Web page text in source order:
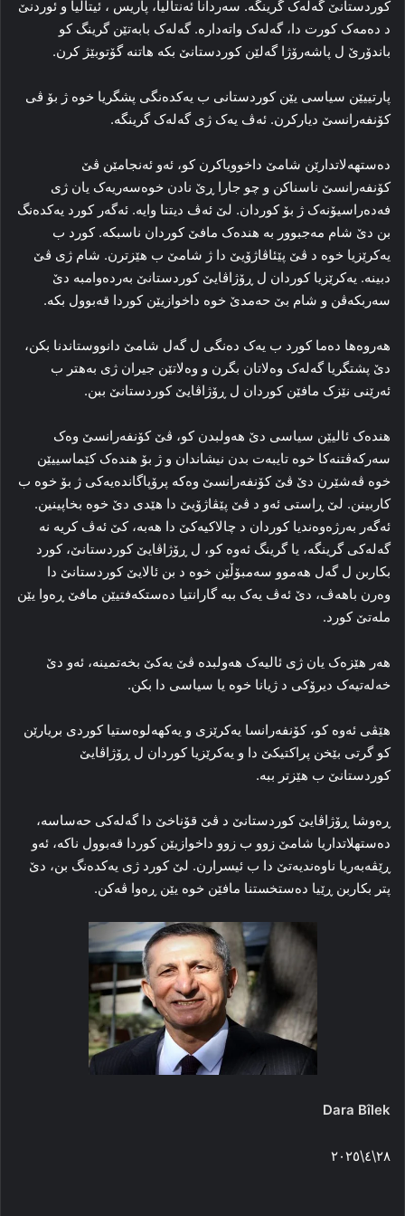
کوردستانێ گه‌له‌ک گرینگه‌. سه‌ردانا ئەنتالیا، پاریس ، ئیتالیا و ئوردنێ
د ده‌مه‌ک کورت دا، گه‌له‌ک واته‌داره‌. گه‌له‌ک بابه‌تێن گرینگ کو
باندۆرێ ل پاشه‌رۆژا گه‌لێن کوردستانێ بکه‌ هاتنه‌ گۆتوبێژ کرن.
پارتییێن سیاسی یێن کوردستانی ب یه‌کده‌نگی پشگریا خوه‌ ژ بۆ ڤی
کۆنفه‌رانسێ دیارکرن. ئه‌ڤ یه‌ک ژی گه‌له‌ک گرینگه‌.
دەستهەلاتدارێن شامێ داخوویاکرن کو، ئەو ئه‌نجامێن ڤێ
کۆنفه‌رانسێ ناسناکن و چو جارا ڕێ نادن خوه‌سه‌ریه‌ک یان ژی
فه‌ده‌راسیۆنه‌ک ژ بۆ کوردان. لێ ئه‌ڤ دیتنا وایه‌. ئه‌گه‌ر کورد یه‌کده‌نگ
بن دێ شام مه‌جبوور به هنده‌ک مافێ کوردان ناسبکه‌. کورد ب
یه‌کرێزیا خوه‌ د ڤێ پێئاڤاژۆیێ دا ژ شامێ ب هێزترن. شام ژی ڤێ
دبینه‌. یه‌کرێزیا کوردان ل ڕۆژاڤایێ کوردستانێ به‌رده‌وامبه‌ دێ
سه‌ربکه‌ڤن و شام بێ حه‌مدێ خوه‌ داخوازیێن کوردا قه‌بوول بکه‌.
هه‌روه‌ها ده‌ما کورد ب یه‌ک ده‌نگی ل گه‌ل شامێ دانووستاندنا بکن،
دێ پشتگریا گه‌له‌ک وه‌لاتان بگرن و وه‌لاتێن جیران ژی به‌هتر ب
ئه‌رێنی نێزک مافێن کوردان ل ڕۆژاڤایێ کوردستانێ ببن.
هنده‌ک ئالیێن سیاسی دێ هه‌ولبدن کو، ڤێ کۆنفه‌رانسێ وه‌ک
سه‌رکه‌ڤتنه‌کا خوه‌ تایبه‌ت بدن نیشاندان و ژ بۆ هنده‌ک کێماسییێن
خوه‌ ڤه‌شێرن دێ ڤێ کۆنفه‌رانسێ وه‌که‌ پرۆپاگانده‌یه‌کی ژ بۆ خوه‌ ب
کاربینن. لێ ڕاستی ئه‌و د ڤێ پێڤاژۆیێ دا هێدی دێ خوه‌ بخاپینین.
ئه‌گه‌ر به‌رژه‌وه‌ندیا کوردان د چالاکیه‌کێ دا هه‌به‌، کێ ئه‌ڤ کریه‌ نه‌
گه‌له‌کی گرینگه‌، یا گرینگ ئه‌وه‌ کو، ل ڕۆژاڤایێ کوردستانێ، کورد
بکاربن ل گه‌ل هه‌موو سه‌مبۆڵێن خوه‌ د بن ئالایێ کوردستانێ دا
وه‌رن باهه‌ڤ، دێ ئه‌ڤ یه‌ک ببه‌ گارانتیا ده‌ستکه‌فتیێن مافێ ڕه‌وا یێن
مله‌تێ کورد.
هه‌ر هێزه‌ک یان ژی ئالیه‌ک هه‌ولبده‌ ڤێ یه‌کێ بخەتمینە‌‌، ئه‌و دێ
خه‌له‌تیه‌ک دیرۆکی د ژیانا خوه‌ یا سیاسی دا بکن.
هێڤی ئه‌وه‌ کو، کۆنفه‌رانسا یه‌کرێزی و یه‌کهه‌لوه‌ستیا کوردی بریارێن
کو گرتی بێخن پراکتیکێ دا و یه‌کرێزیا کوردان ل ڕۆژاڤایێ
کوردستانێ ب هێزتر ببه‌.
ڕه‌وشا ڕۆژاڤایێ کوردستانێ د ڤێ قۆناخێ دا گه‌له‌کی حه‌ساسه‌،
ده‌ستهلاتداریا شامێ زوو ب زوو داخوازیێن کوردا قه‌بوول ناکه‌، ئه‌و
ڕێڤه‌به‌ریا ناوه‌ندیه‌تێ دا ب ئیسرارن. لێ کورد ژی یه‌کده‌نگ بن، دێ
پتر بکاربن ڕێیا ده‌ستخستنا مافێن خوه‌ یێن ڕه‌وا ڤه‌کن.
Dara Bîlek
٢٨\٤\٢٠٢٥